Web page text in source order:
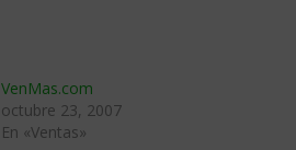
VenMas.com
octubre 23, 2007
En «Ventas»